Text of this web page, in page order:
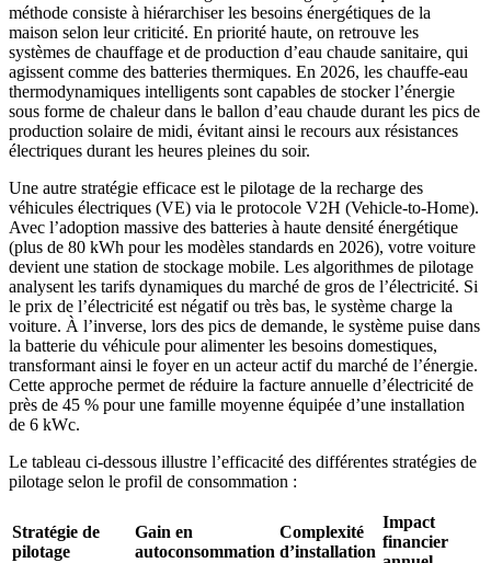
méthode consiste à hiérarchiser les besoins énergétiques de la
maison selon leur criticité. En priorité haute, on retrouve les
systèmes de chauffage et de production d’eau chaude sanitaire, qui
agissent comme des batteries thermiques. En 2026, les chauffe-eau
thermodynamiques intelligents sont capables de stocker l’énergie
sous forme de chaleur dans le ballon d’eau chaude durant les pics de
production solaire de midi, évitant ainsi le recours aux résistances
électriques durant les heures pleines du soir.
Une autre stratégie efficace est le pilotage de la recharge des
véhicules électriques (VE) via le protocole V2H (Vehicle-to-Home).
Avec l’adoption massive des batteries à haute densité énergétique
(plus de 80 kWh pour les modèles standards en 2026), votre voiture
devient une station de stockage mobile. Les algorithmes de pilotage
analysent les tarifs dynamiques du marché de gros de l’électricité. Si
le prix de l’électricité est négatif ou très bas, le système charge la
voiture. À l’inverse, lors des pics de demande, le système puise dans
la batterie du véhicule pour alimenter les besoins domestiques,
transformant ainsi le foyer en un acteur actif du marché de l’énergie.
Cette approche permet de réduire la facture annuelle d’électricité de
près de 45 % pour une famille moyenne équipée d’une installation
de 6 kWc.
Le tableau ci-dessous illustre l’efficacité des différentes stratégies de
pilotage selon le profil de consommation :
Stratégie de
pilotage
Gain en
autoconsommation
Complexité
d’installation
Impact
financier